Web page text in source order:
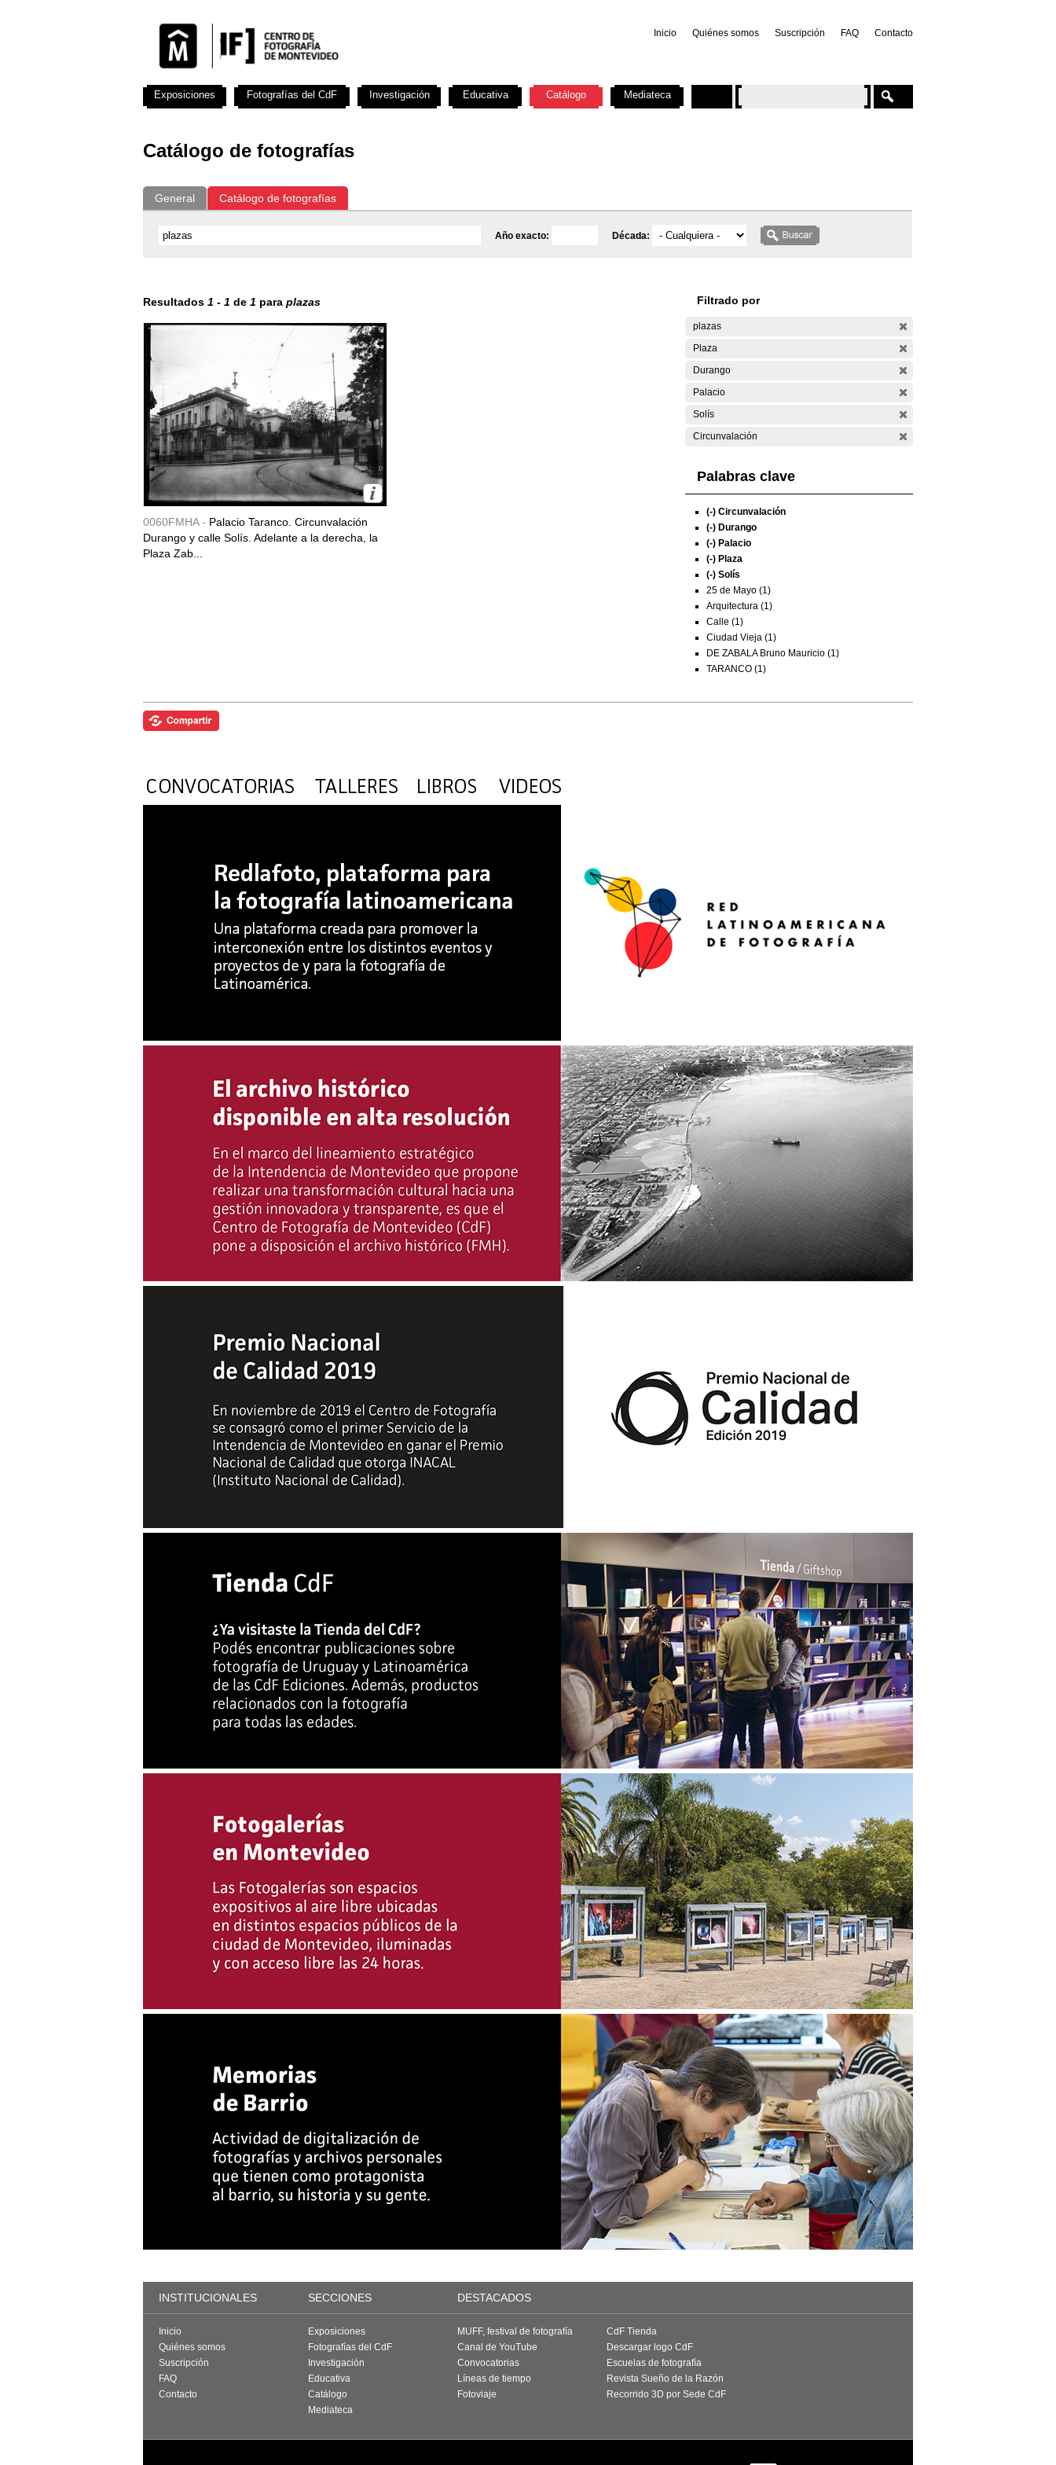
Inicio Quiénes somos Suscripción FAQ Contacto
Catálogo de fotografías
General Catálogo de fotografías
Año exacto: Década:
Resultados 1 - 1 de 1 para plazas
0060FMHA - Palacio Taranco. Circunvalación
Durango y calle Solís. Adelante a la derecha, la
Plaza Zab...
Filtrado por
plazas
Plaza
Durango
Palacio
Solís
Circunvalación
Palabras clave
(-) Circunvalación
(-) Durango
(-) Palacio
(-) Plaza
(-) Solís
25 de Mayo (1)
Arquitectura (1)
Calle (1)
Ciudad Vieja (1)
DE ZABALA Bruno Mauricio (1)
TARANCO (1)
Exposiciones Fotografías del CdF Investigación Educativa Catálogo Mediateca
INSTITUCIONALES SECCIONES DESTACADOS
Inicio
Quiénes somos
Suscripción
FAQ
Contacto
Exposiciones
Fotografías del CdF
Investigación
Educativa
Catálogo
Mediateca
MUFF, festival de fotografía
Canal de YouTube
Convocatorias
Líneas de tiempo
Fotoviaje
CdF Tienda
Descargar logo CdF
Escuelas de fotografía
Revista Sueño de la Razón
Recorrido 3D por Sede CdF